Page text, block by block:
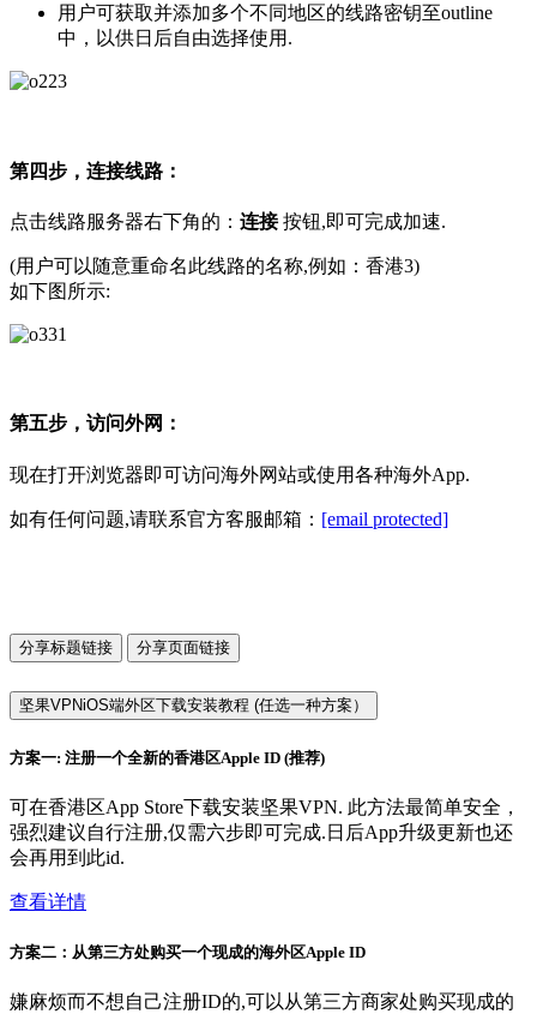
用户可获取并添加多个不同地区的线路密钥至outline
中，以供日后自由选择使用.
第四步，连接线路：
点击线路服务器右下角的： 连接按钮,即可完成加速.
(用户可以随意重命名此线路的名称,例如：香港3)
如下图所示:
第五步，访问外网：
现在打开浏览器即可访问海外网站或使用各种海外App.
如有任何问题,请联系官方客服邮箱： [email protected]
分享标题链接 分享页面链接
坚果VPNiOS端外区下载安装教程 (任选一种方案）
方案一: 注册一个全新的香港区Apple ID (推荐)
可在香港区App Store下载安装坚果VPN. 此方法最简单安全，
强烈建议自行注册,仅需六步即可完成.日后App升级更新也还
会再用到此id.
查看详情
方案二：从第三方处购买一个现成的海外区Apple ID
嫌麻烦而不想自己注册ID的,可以从第三方商家处购买现成的